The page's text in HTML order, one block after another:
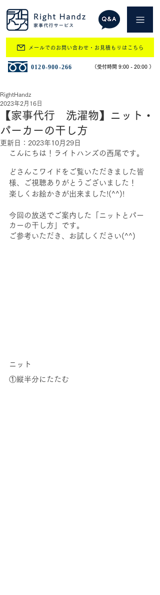
​0120-900-266 ​（受付時間 9:00 - 20:00 ）
メールでのお問い合わせ・お見積もりはこちら
【家事代行 洗濯物】ニット・
パーカーの干し方
RightHandz
2023年2月16日
更新日： 2023年10月29日
こんにちは！ライトハンズの西尾です。
どさんこワイドをご覧いただきました皆
様、ご視聴ありがとうございました！
楽しくお絵かきが出来ました!(^^)!
今回の放送でご案内した「ニットとパー
カーの干し方」です。
ご参考いただき、お試しください(^^)
ニット
①縦半分にたたむ